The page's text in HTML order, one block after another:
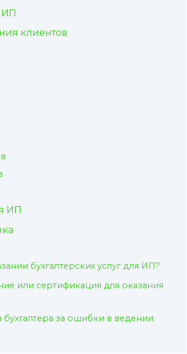
ИП
клиентов
ИП
бухгалтерских услуг для ИП?
или сертификация для оказания
бухгалтера за ошибки в ведении